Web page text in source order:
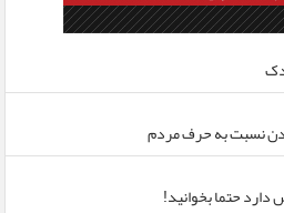
نسبت به حرف مردم
حتما بخوانید!